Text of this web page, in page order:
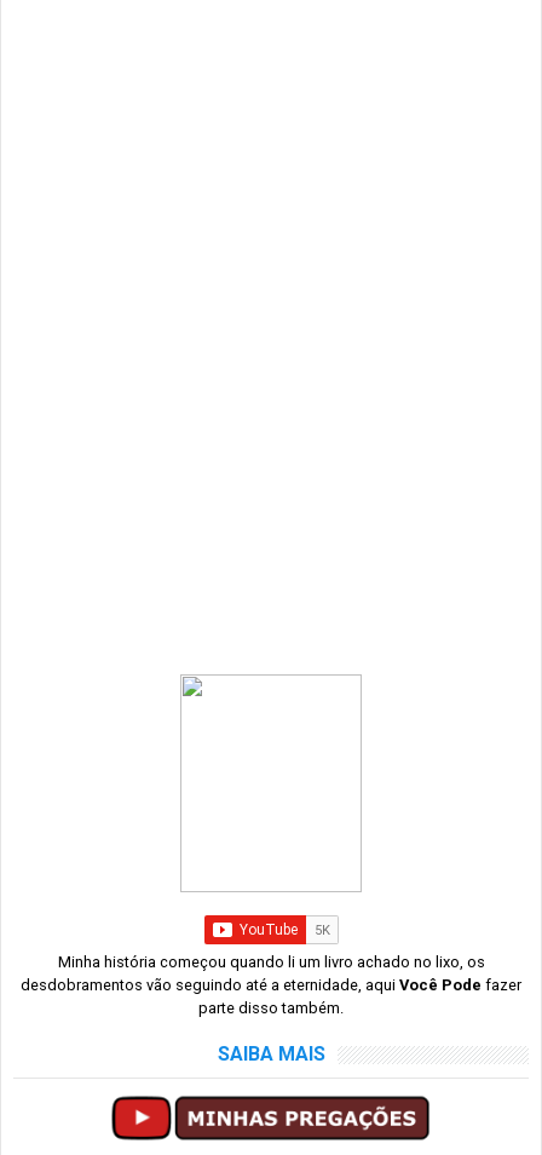
Minha história começou quando li um livro achado no lixo, os
desdobramentos vão seguindo até a eternidade, aqui Você Pode fazer
parte disso também.
SAIBA MAIS